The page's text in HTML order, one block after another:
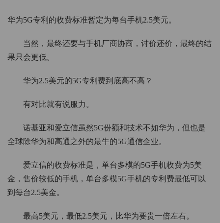
华为5G专利的收费标准暂定为每台手机2.5美元。
当然，最终还要与手机厂商协商，讨价还价，最终的结
果只会更低。
华为2.5美元的5G专利费到底高不高？
有对比就有说服力。
诺基亚和爱立信虽然5G份额和技术不如华为，但也是
全球除华为和高通之外的最牛的5G通信企业。
爱立信的收费标准是，单台多模的5G手机收费为5美
金，售价较低的手机，单台多模5G手机的专利费最低可以
到每台2.5美金。
最高5美元，最低2.5美元，比华为要贵一倍左右。